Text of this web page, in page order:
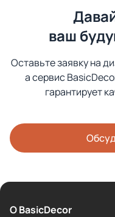
ваш
Оставьте заявку на
а сервис
гарантирует
О BasicDecor